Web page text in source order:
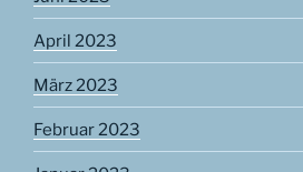
April 2023
März 2023
Februar 2023